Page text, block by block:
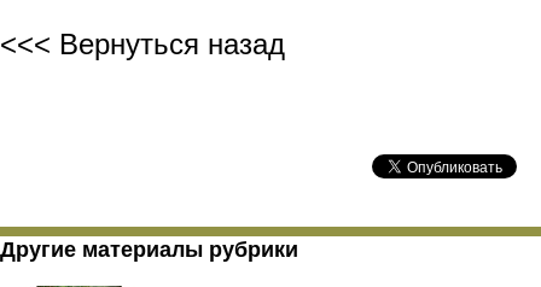
<<< Вернуться назад
Другие материалы рубрики